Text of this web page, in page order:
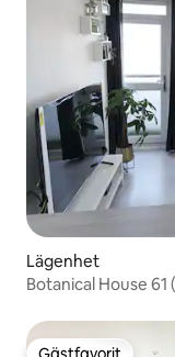
Lägenhet
Botanical House